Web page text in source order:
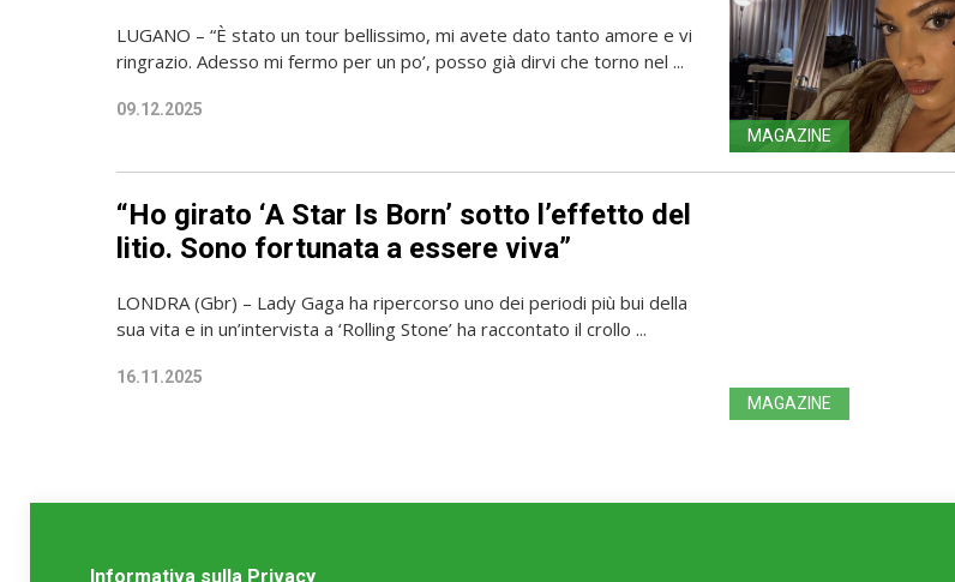
LUGANO – “È stato un tour bellissimo, mi avete dato tanto amore e vi
ringrazio. Adesso mi fermo per un po’, posso già dirvi che torno nel ...
09.12.2025
MAGAZINE
“Ho girato ‘A Star Is Born’ sotto l’effetto del
litio. Sono fortunata a essere viva”
LONDRA (Gbr) – Lady Gaga ha ripercorso uno dei periodi più bui della
sua vita e in un’intervista a ‘Rolling Stone’ ha raccontato il crollo ...
16.11.2025
MAGAZINE
Informativa sulla Privacy